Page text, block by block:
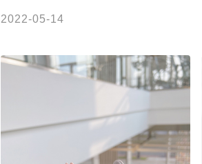
招牌餐點肉丸必點 吃來吃去還是這道最美
味 尤其是綿密的馬鈴薯泥❤️ #IKEA
#ikea #臘腸義大利麵 #義大利麵 #冰品 #
肉丸 # #甜點 #飲品 #瑞典肉丸
2022-05-14